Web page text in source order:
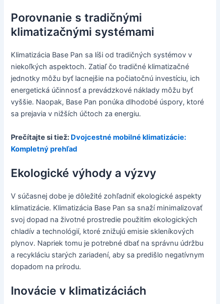
Porovnanie s tradičnými
klimatizačnými systémami
Klimatizácia Base Pan sa líši od tradičných systémov v
niekoľkých aspektoch. Zatiaľ čo tradičné klimatizačné
jednotky môžu byť lacnejšie na počiatočnú investíciu, ich
energetická účinnosť a prevádzkové náklady môžu byť
vyššie. Naopak, Base Pan ponúka dlhodobé úspory, ktoré
sa prejavia v nižších účtoch za energiu.
Prečítajte si tiež: Dvojcestné mobilné klimatizácie:
Kompletný prehľad
Ekologické výhody a výzvy
V súčasnej dobe je dôležité zohľadniť ekologické aspekty
klimatizácie. Klimatizácia Base Pan sa snaží minimalizovať
svoj dopad na životné prostredie použitím ekologických
chladív a technológií, ktoré znižujú emisie skleníkových
plynov. Napriek tomu je potrebné dbať na správnu údržbu
a recykláciu starých zariadení, aby sa predišlo negatívnym
dopadom na prírodu.
Inovácie v klimatizáciách